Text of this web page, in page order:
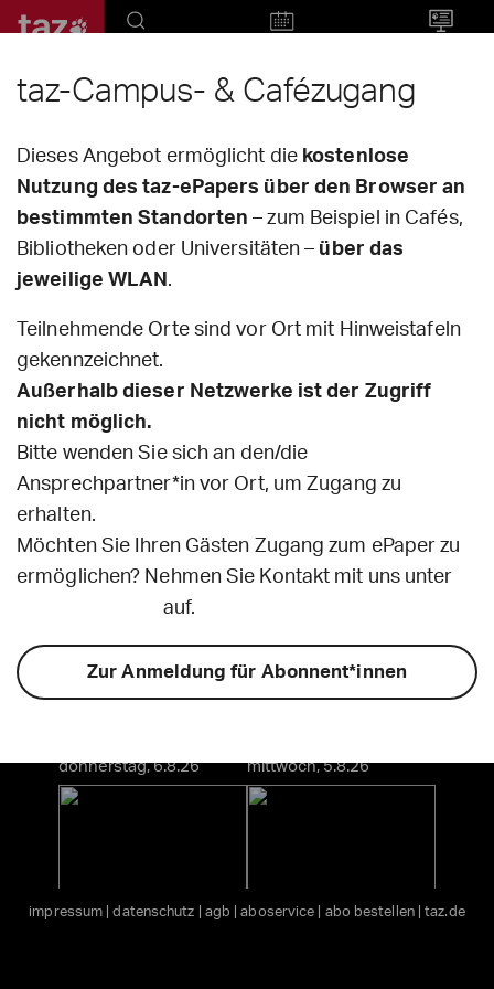
taz-Campus- & Cafézugang
Dieses Angebot ermöglicht die kostenlose
Nutzung des taz-ePapers über den Browser an
bestimmten Standorten – zum Beispiel in Cafés,
Bibliotheken oder Universitäten – über das
jeweilige WLAN.
Teilnehmende Orte sind vor Ort mit Hinweistafeln
gekennzeichnet.
Außerhalb dieser Netzwerke ist der Zugriff
nicht möglich.
Bitte wenden Sie sich an den/die
Ansprechpartner*in vor Ort, um Zugang zu
erhalten.
Möchten Sie Ihren Gästen Zugang zum ePaper zu
ermöglichen? Nehmen Sie Kontakt mit uns unter
auf.
Zur Anmeldung für Abonnent*innen
taz wochentaz le monde diplomatique
woche, 8. - 14.8.26 freitag, 7.8.26
donnerstag, 6.8.26 mittwoch, 5.8.26
impressum |datenschutz | agb |aboservice | abo bestellen|taz.de